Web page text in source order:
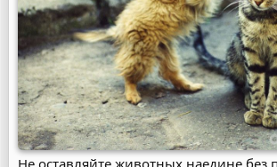
Не оставляйте животных наедине без